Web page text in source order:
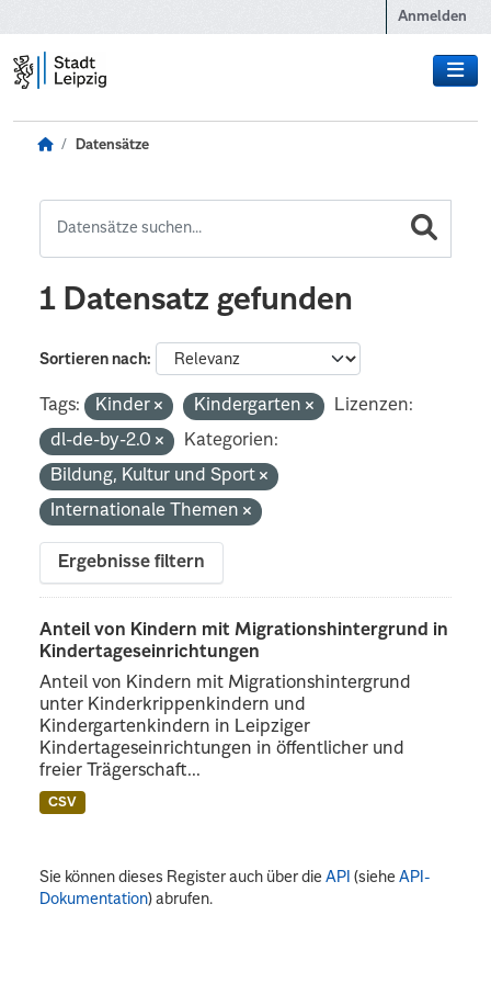
Anmelden
Datensätze
1 Datensatz gefunden
Sortieren nach
Tags: Kinder Kindergarten
Lizenzen:
dl-de-by-2.0
Kategorien:
Bildung, Kultur und Sport
Internationale Themen
Ergebnisse filtern
Anteil von Kindern mit Migrationshintergrund in
Kindertageseinrichtungen
Anteil von Kindern mit Migrationshintergrund
unter Kinderkrippenkindern und
Kindergartenkindern in Leipziger
Kindertageseinrichtungen in öffentlicher und
freier Trägerschaft...
CSV
Sie können dieses Register auch über dieAPI (sieheAPI-
Dokumentation) abrufen.